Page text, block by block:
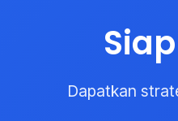
Dapatkan